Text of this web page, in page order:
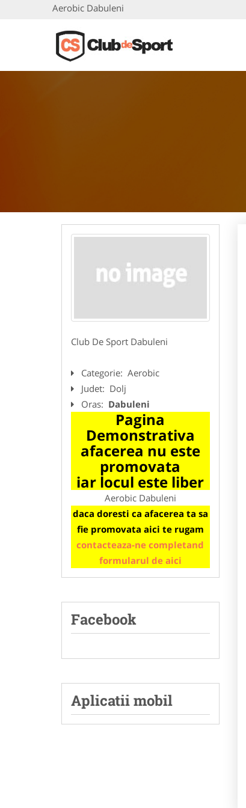
Aerobic Dabuleni
Club De Sport Dabuleni
Categorie: Aerobic
Judet: Dolj
Oras: Dabuleni
Pagina
Demonstrativa
afacerea nu este
promovata
iar locul este liber
Aerobic Dabuleni
daca doresti ca afacerea ta sa
fie promovata aici te rugam
contacteaza-ne completand
formularul de aici
Facebook
Aplicatii mobil